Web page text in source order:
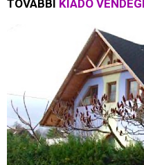
TOVÁBBI KIADÓ